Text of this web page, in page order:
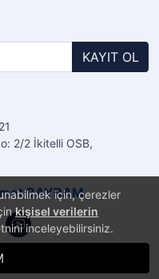
için, çerezler
kişisel verilerin
inceleyebilirsiniz.
KAYIT OL
2/2 İkitelli OSB,